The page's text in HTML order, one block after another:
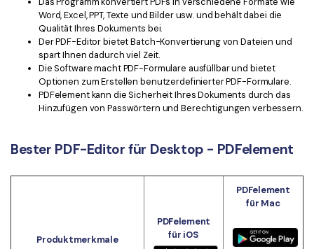
Word, Excel, PPT, Texte und Bilder usw. und behält dabei die
Qualität Ihres Dokuments bei.
Der PDF-Editor bietet Batch-Konvertierung von Dateien und
spart Ihnen dadurch viel Zeit.
Die Software macht PDF-Formulare ausfüllbar und bietet
Optionen zum Erstellen benutzerdefinierter PDF-Formulare.
PDFelement kann die Sicherheit Ihres Dokuments durch das
Hinzufügen von Passwörtern und Berechtigungen verbessern.
Bester PDF-Editor für Desktop - PDFelement
Produktmerkmale
PDFelement
für iOS
PDFelement
für Mac